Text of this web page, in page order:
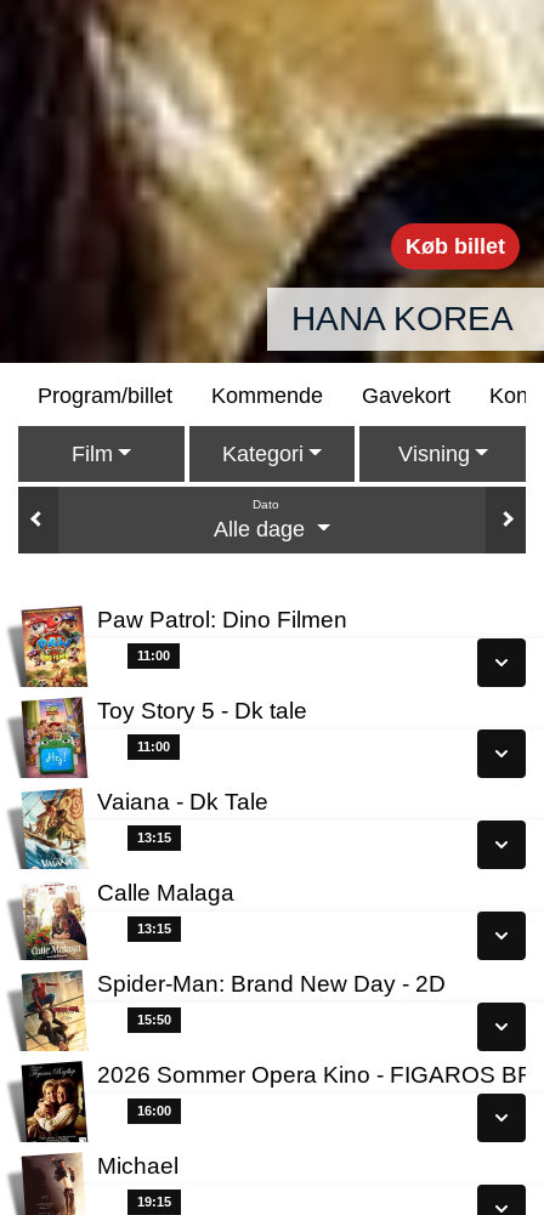
HANA KOREA
Køb billet
Program/billet Kommende Gavekort
Film Kategori Visning
Dato
Alle dage
Paw Patrol: Dino Filmen
11:00
Toy Story 5 - Dk tale
11:00
Vaiana - Dk Tale
13:15
Se alle dage
Calle Malaga
13:15
Spider-Man: Brand New Day - 2D
15:50
Se alle dage
2026 Sommer Opera Kino - FIGAROS
16:00
Michael
19:15